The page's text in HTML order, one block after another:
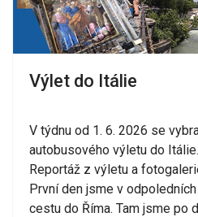
Výlet do Itálie
V týdnu od 1. 6. 2026 se
autobusového výletu do Itálie.
Reportáž z výletu a
První den jsme v
cestu do Říma. Tam jsme po